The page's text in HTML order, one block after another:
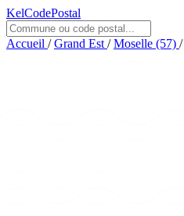
KelCodePostal
Accueil / Grand Est / Moselle (57) /